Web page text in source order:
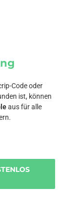
Code oder
ist, können
aus für alle